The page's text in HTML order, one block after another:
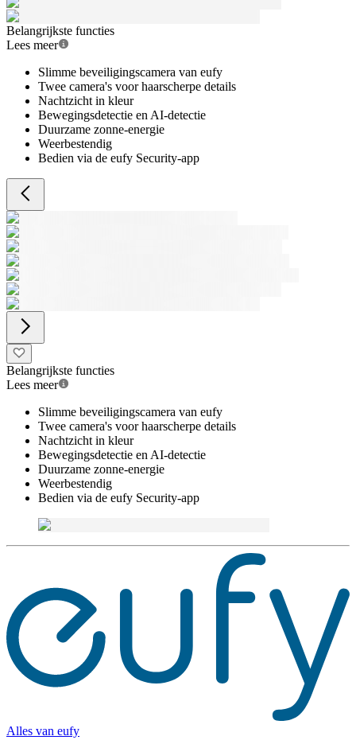
Belangrijkste functies
Lees meer
Slimme beveiligingscamera van eufy
Twee camera's voor haarscherpe details
Nachtzicht in kleur
Bewegingsdetectie en AI-detectie
Duurzame zonne-energie
Weerbestendig
Bedien via de eufy Security-app
Belangrijkste functies
Lees meer
Slimme beveiligingscamera van eufy
Twee camera's voor haarscherpe details
Nachtzicht in kleur
Bewegingsdetectie en AI-detectie
Duurzame zonne-energie
Weerbestendig
Bedien via de eufy Security-app
Alles van eufy